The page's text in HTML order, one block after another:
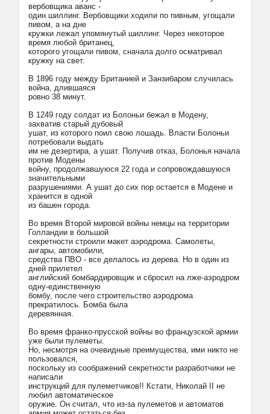
вербовщика аванс -
один шиллинг. Вербовщики ходили по пивным, угощали
пивом, а на дне
кружки лежал упомянутый шиллинг. Через некоторое
время любой британец,
которого угощали пивом, сначала долго осматривал
кружку на свет.
В 1896 году между Британией и Занзибаром случилась
война, длившаяся
ровно 38 минут.
В 1249 году солдат из Болоньи бежал в Модену,
захватив старый дубовый
ушат, из которого поил свою лошадь. Власти Болоньи
потребовали выдать
им не дезертира, а ушат. Получив отказ, Болонья начала
против Модены
войну, продолжавшуюся 22 года и сопровождавшуюся
значительными
разрушениями. А ушат до сих пор остается в Модене и
хранится в одной
из башен города.
Во время Второй мировой войны немцы на территории
Голландии в большой
секретности строили макет аэродрома. Самолеты,
ангары, автомобили,
средства ПВО - все делалось из дерева. Hо в один из
дней прилетел
английский бомбардировщик и сбросил на лже-аэродром
одну-единственную
бомбу, после чего строительство аэродрома
прекратилось. Бомба была
деревянная.
Во время франко-прусской войны во французской армии
уже были пулеметы.
Hо, несмотря на очевидные преимущества, ими никто не
пользовался,
поскольку из соображений секретности разработчики не
написали
инструкций для пулеметчиков!! Кстати, Hиколай II не
любил автоматическое
оружие. Он считал, что из-за пулеметов и автоматов